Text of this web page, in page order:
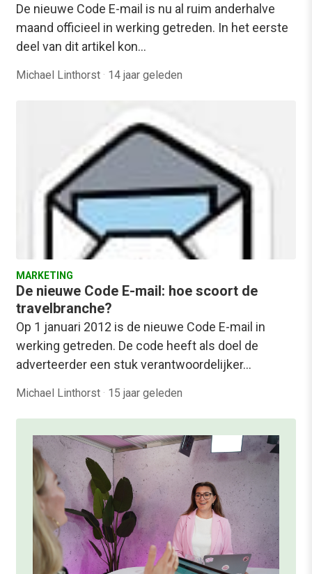
De nieuwe Code E-mail is nu al ruim anderhalve
maand officieel in werking getreden. In het eerste
deel van dit artikel kon…
Michael Linthorst · 14 jaar geleden
MARKETING
De nieuwe Code E-mail: hoe scoort de
travelbranche?
Op 1 januari 2012 is de nieuwe Code E-mail in
werking getreden. De code heeft als doel de
adverteerder een stuk verantwoordelijker…
Michael Linthorst · 15 jaar geleden